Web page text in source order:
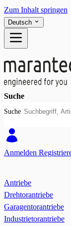
Zum Inhalt springen
Deutsch
Suche
Suche
Anmelden
Antriebe
Drehtorantriebe
Garagentorantriebe
Industrietorantriebe